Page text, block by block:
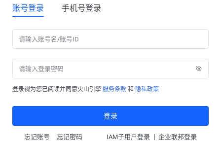
账号登录 手机号登录
登录视为您已阅读并同意火山引擎 服务条款 和 隐私政策
登录
忘记账号 忘记密码 IAM子用户登录 | 企业联邦登录